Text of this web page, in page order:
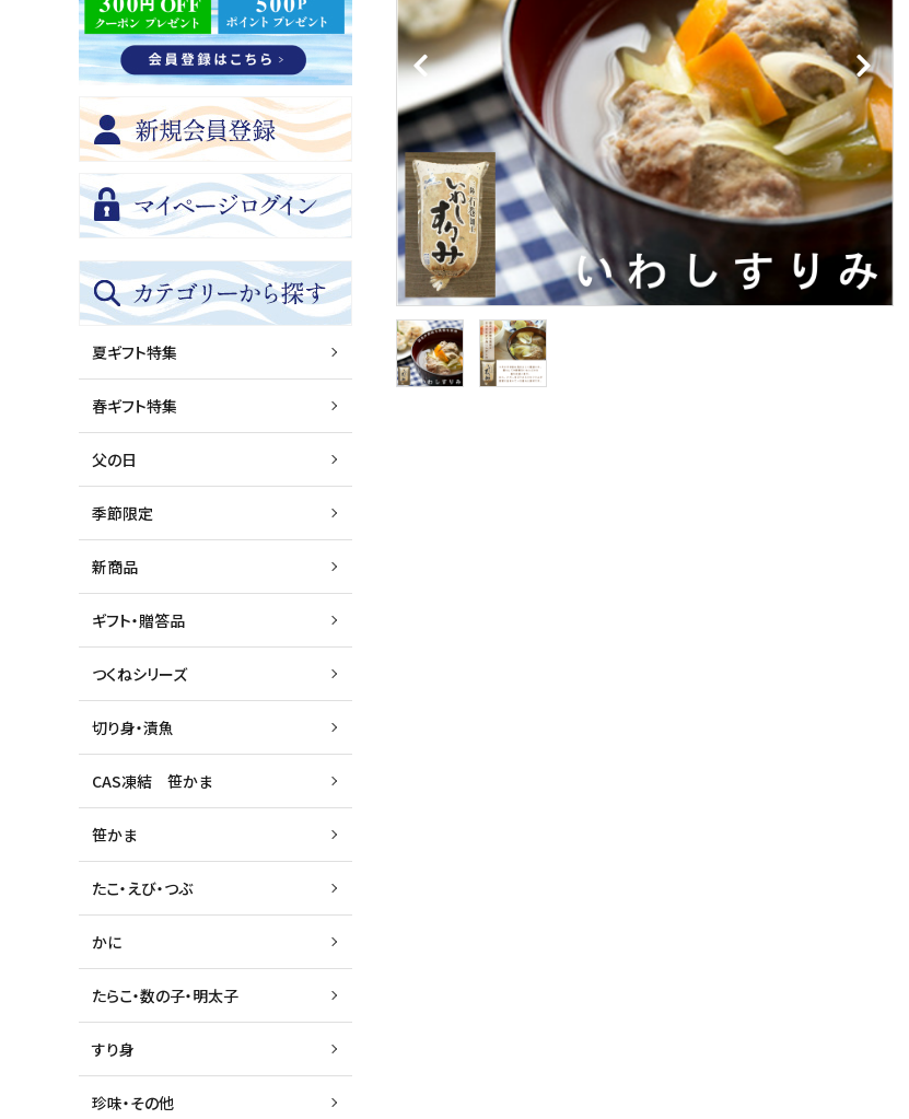
夏ギフト特集
春ギフト特集
父の日
季節限定
新商品
ギフト・贈答品
つくねシリーズ
切り身・漬魚
CAS凍結 笹かま
笹かま
たこ・えび・つぶ
かに
たらこ・数の子・明太子
すり身
珍味・その他